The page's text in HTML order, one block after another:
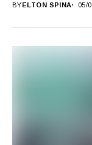
BYELTON SPINA 05/